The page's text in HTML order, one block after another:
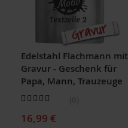
Edelstahl Flachmann mit
Gravur - Geschenk für
Papa, Mann, Trauzeuge
Bewertung:
16,99 €